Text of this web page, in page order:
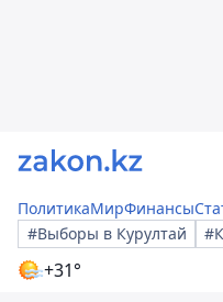
ПолитикаМирФинансы
#Выборы в Курултай
+31°